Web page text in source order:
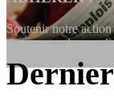
Soutenir notre
dessous, en le